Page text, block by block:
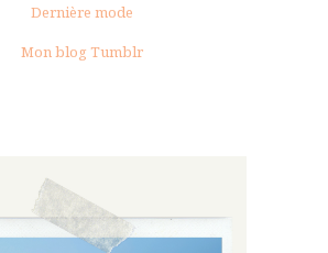
Dernière mode
Mon blog Tumblr